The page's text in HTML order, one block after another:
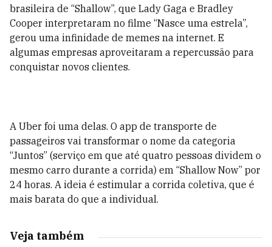
brasileira de “Shallow”, que Lady Gaga e Bradley
Cooper interpretaram no filme “Nasce uma estrela”,
gerou uma infinidade de memes na internet. E
algumas empresas aproveitaram a repercussão para
conquistar novos clientes.
A Uber foi uma delas. O app de transporte de
passageiros vai transformar o nome da categoria
“Juntos” (serviço em que até quatro pessoas dividem o
mesmo carro durante a corrida) em “Shallow Now” por
24 horas. A ideia é estimular a corrida coletiva, que é
mais barata do que a individual.
Veja também